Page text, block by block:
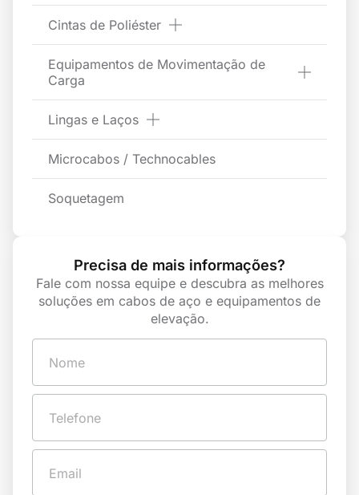
Cintas de Poliéster
Equipamentos de Movimentação de
Carga
Lingas e Laços
Microcabos / Technocables
Soquetagem
Precisa de mais informações?
Fale com nossa equipe e descubra as melhores
soluções em cabos de aço e equipamentos de
elevação.